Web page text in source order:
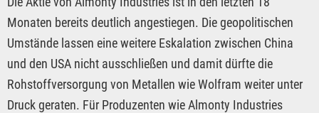
Monaten bereits deutlich angestiegen. Die geopolitischen
Umstände lassen eine weitere Eskalation zwischen China
und den USA nicht ausschließen und damit dürfte die
Rohstoffversorgung von Metallen wie Wolfram weiter unter
Druck geraten. Für Produzenten wie Almonty Industries